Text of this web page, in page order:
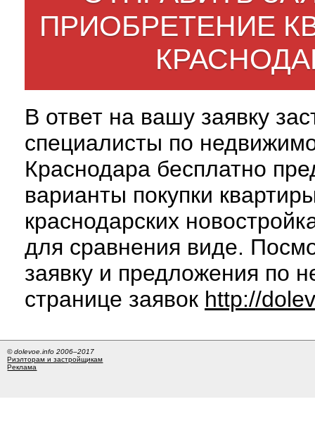
ПРИОБРЕТЕНИЕ
В ответ на вашу заявку
специалисты по
Краснодара бесплатно
варианты покупки
краснодарских
для сравнения виде.
заявку и предложения по
странице заявок http://
© dolevoe.info 2006–2017
Риэлторам и застройщикам
Реклама